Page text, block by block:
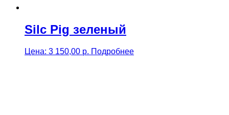
Silc Pig зеленый
Цена: 3 150,00 р. Подробнее